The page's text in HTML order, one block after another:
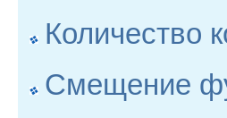
Количество
Смещение